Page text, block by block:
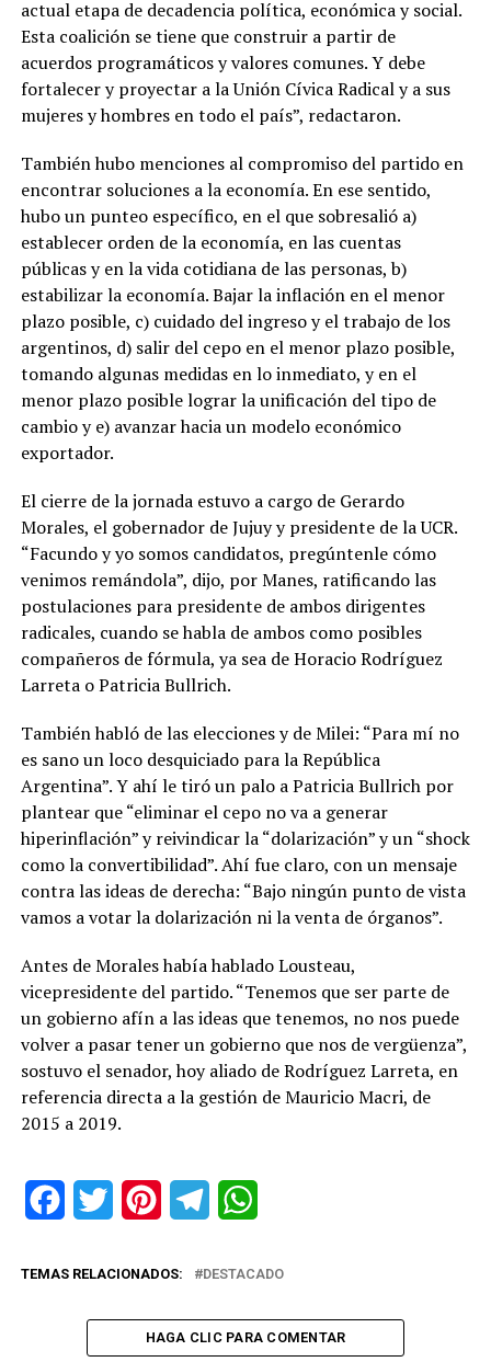
actual etapa de decadencia política, económica y social.
Esta coalición se tiene que construir a partir de
acuerdos programáticos y valores comunes. Y debe
fortalecer y proyectar a la Unión Cívica Radical y a sus
mujeres y hombres en todo el país”, redactaron.
También hubo menciones al compromiso del partido en
encontrar soluciones a la economía. En ese sentido,
hubo un punteo específico, en el que sobresalió a)
establecer orden de la economía, en las cuentas
públicas y en la vida cotidiana de las personas, b)
estabilizar la economía. Bajar la inflación en el menor
plazo posible, c) cuidado del ingreso y el trabajo de los
argentinos, d) salir del cepo en el menor plazo posible,
tomando algunas medidas en lo inmediato, y en el
menor plazo posible lograr la unificación del tipo de
cambio y e) avanzar hacia un modelo económico
exportador.
El cierre de la jornada estuvo a cargo de Gerardo
Morales, el gobernador de Jujuy y presidente de la UCR.
“Facundo y yo somos candidatos, pregúntenle cómo
venimos remándola”, dijo, por Manes, ratificando las
postulaciones para presidente de ambos dirigentes
radicales, cuando se habla de ambos como posibles
compañeros de fórmula, ya sea de Horacio Rodríguez
Larreta o Patricia Bullrich.
También habló de las elecciones y de Milei: “Para mí no
es sano un loco desquiciado para la República
Argentina”. Y ahí le tiró un palo a Patricia Bullrich por
plantear que “eliminar el cepo no va a generar
hiperinflación” y reivindicar la “dolarización” y un “shock
como la convertibilidad”. Ahí fue claro, con un mensaje
contra las ideas de derecha: “Bajo ningún punto de vista
vamos a votar la dolarización ni la venta de órganos”.
Antes de Morales había hablado Lousteau,
vicepresidente del partido. “Tenemos que ser parte de
un gobierno afín a las ideas que tenemos, no nos puede
volver a pasar tener un gobierno que nos de vergüenza”,
sostuvo el senador, hoy aliado de Rodríguez Larreta, en
referencia directa a la gestión de Mauricio Macri, de
2015 a 2019.
FacebookTwitter PinterestTelegram
TEMAS RELACIONADOS: DESTACADO
HAGA CLIC PARA COMENTAR